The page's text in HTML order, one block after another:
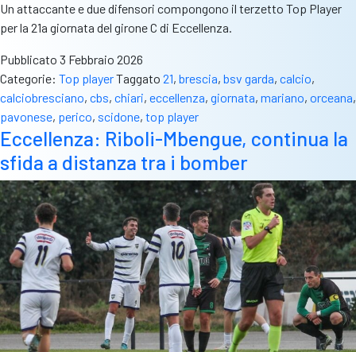
Un attaccante e due difensori compongono il terzetto Top Player
per la 21a giornata del girone C di Eccellenza.
Pubblicato 3 Febbraio 2026
Categorie: Top playerTaggato 21, brescia, bsv garda, calcio,
calciobresciano, cbs, chiari, eccellenza, giornata, mariano, orceana,
pavonese, perico, scidone, top player
Eccellenza: Riboli-Mbengue, continua la
sfida a distanza tra i bomber